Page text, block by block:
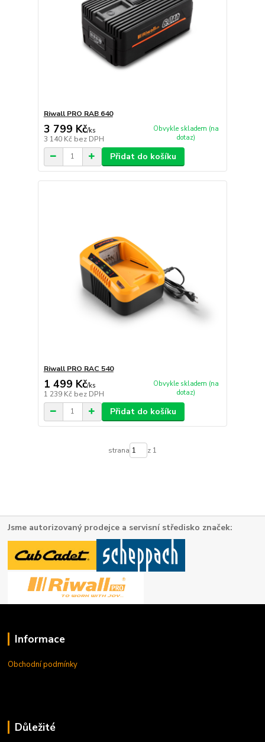
Riwall PRO RAB 640
3 799 Kč/ks
3 140 Kč bez DPH
Obvykle skladem (na
dotaz)
Přidat do košíku
Riwall PRO RAC 540
1 499 Kč/ks
1 239 Kč bez DPH
Obvykle skladem (na
dotaz)
Přidat do košíku
strana z 1
Jsme autorizovaný prodejce a servisní středisko značek:
Informace
Obchodní podmínky
Důležité